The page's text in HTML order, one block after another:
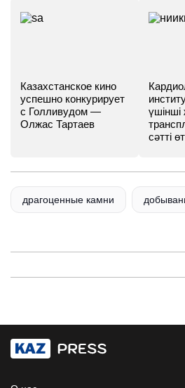
Казахстанское кино
успешно конкурирует
с Голливудом —
Олжас Тартаев
үшінші
сәтті
драгоценные камни